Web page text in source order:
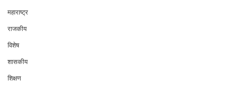
महाराष्ट्र
राजकीय
विशेष
शासकीय
शिक्षण